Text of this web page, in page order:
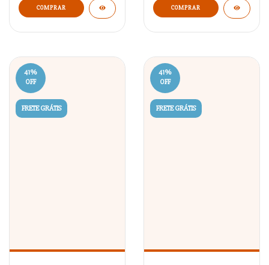
COMPRAR
41%
OFF
FRETE GRÁTIS
41%
OFF
FRETE GRÁTIS